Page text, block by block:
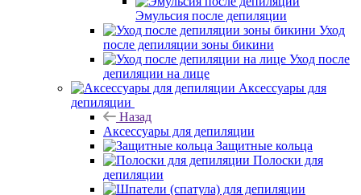
Эмульсия после депиляции
Уход
после депиляции зоны бикини
Уход после
депиляции на лице
Аксессуары для
депиляции
Назад
Аксессуары для депиляции
Защитные кольца
Полоски для
депиляции